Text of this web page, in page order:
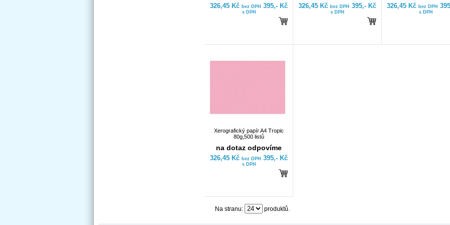
326,45 Kč bez DPH 395,- Kč
s DPH
326,45 Kč bez DPH 395,- Kč
s DPH
326,45 Kč bez DPH
s DPH
Xerografický papír A4 Tropic
80g,500 listů
na dotaz odpovíme
326,45 Kč bez DPH 395,- Kč
s DPH
Na stranu: produktů.